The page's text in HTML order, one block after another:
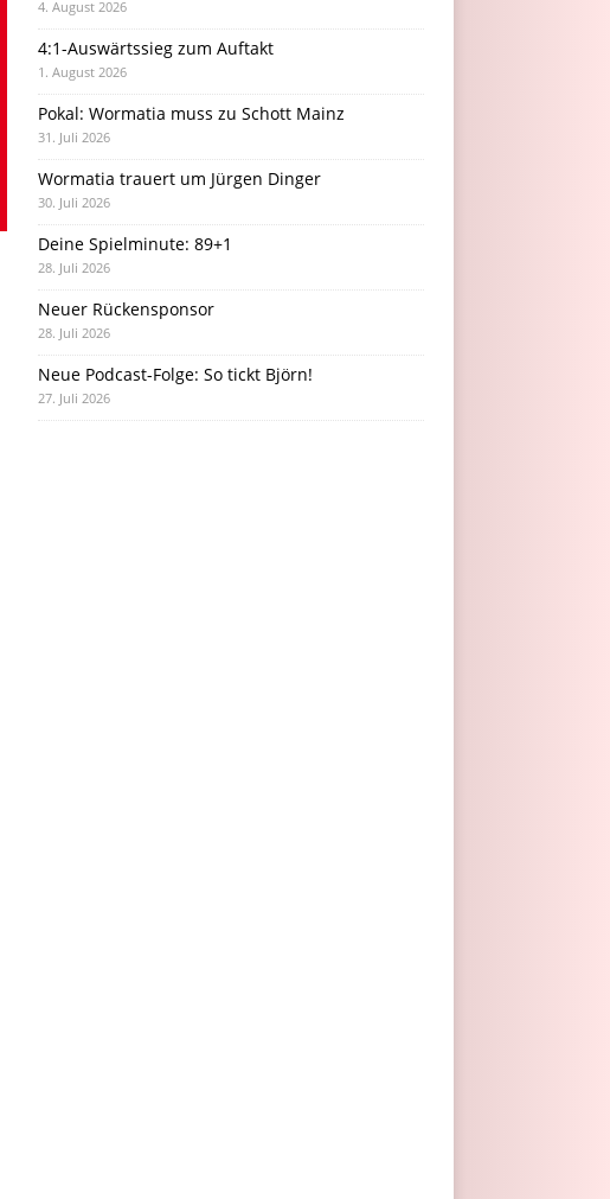
4. August 2026
4:1-Auswärtssieg zum Auftakt
1. August 2026
Pokal: Wormatia muss zu Schott Mainz
31. Juli 2026
Wormatia trauert um Jürgen Dinger
30. Juli 2026
Deine Spielminute: 89+1
28. Juli 2026
Neuer Rückensponsor
28. Juli 2026
Neue Podcast-Folge: So tickt Björn!
27. Juli 2026